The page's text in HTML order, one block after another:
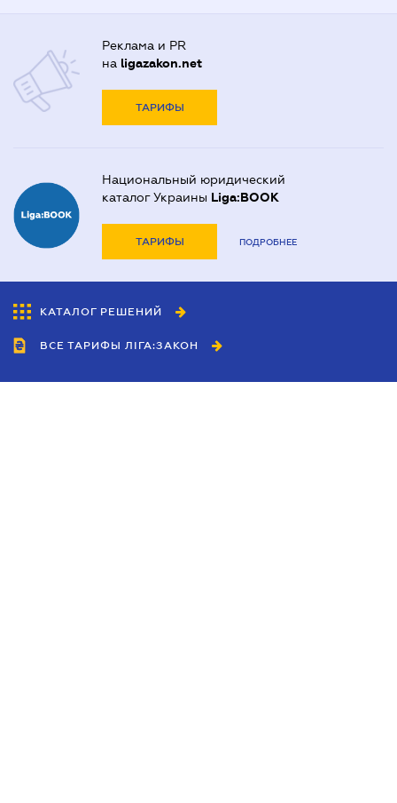
Реклама и PR
на ligazakon.net
ТАРИФЫ
Национальный юридический
каталог Украины Liga:BOOK
ТАРИФЫ ПОДРОБНЕЕ
КАТАЛОГ РЕШЕНИЙ
ВСЕ ТАРИФЫ ЛІГА:ЗАКОН